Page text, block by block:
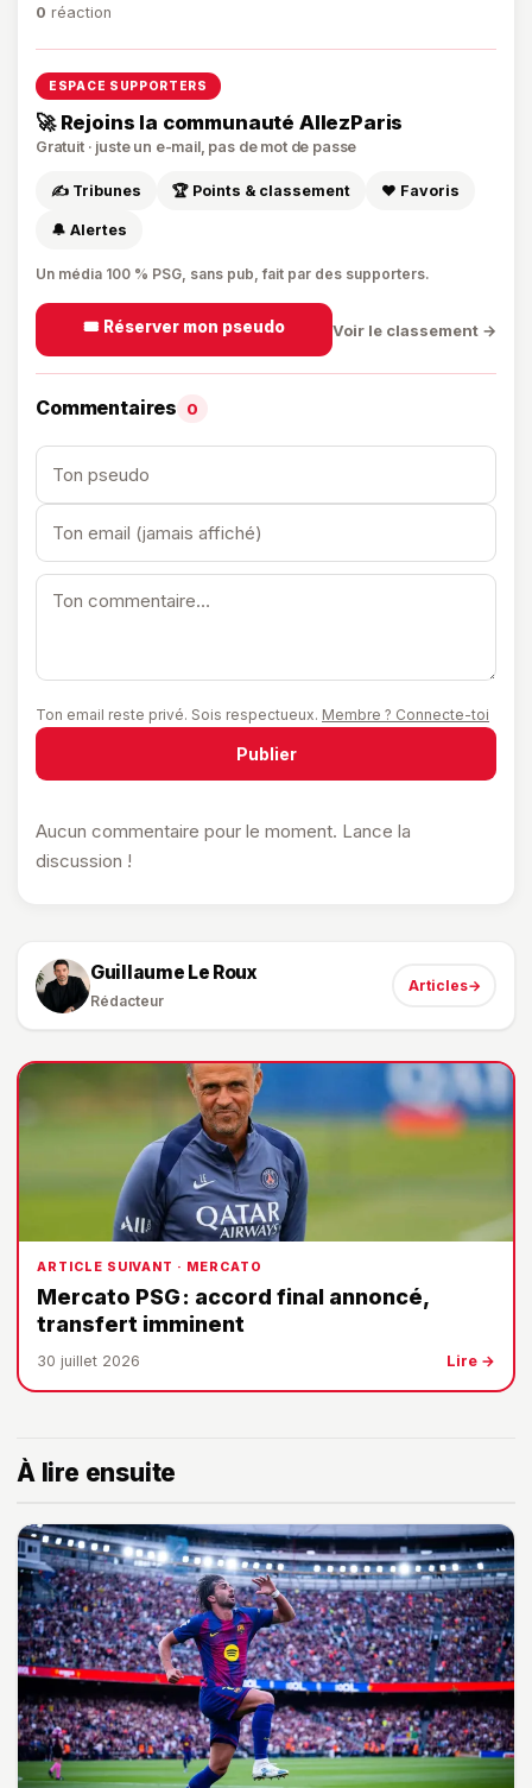
0 réaction
ESPACE SUPPORTERS
🚀 Rejoins la communauté AllezParis
Gratuit · juste un e-mail, pas de mot de passe
✍️ Tribunes 🏆 Points & classement ❤️ Favoris
🔔 Alertes
Un média 100 % PSG, sans pub, fait par des supporters.
🎟️ Réserver mon pseudo Voir le classement →
Commentaires 0
Ton email reste privé. Sois respectueux. Membre ? Connecte-toi
Publier
Aucun commentaire pour le moment. Lance la
discussion !
Guillaume Le Roux
Rédacteur
Articles→
ARTICLE SUIVANT · MERCATO
Mercato PSG : accord final annoncé,
transfert imminent
30 juillet 2026 Lire →
À lire ensuite